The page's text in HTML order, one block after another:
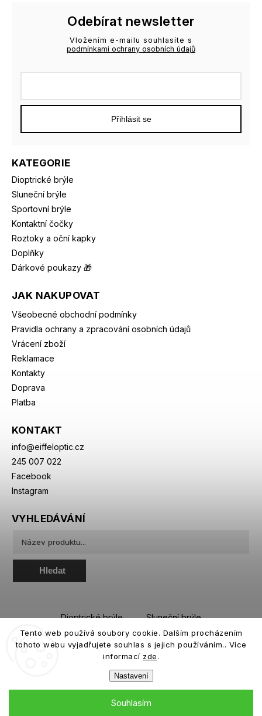
Tento web používá soubory cookie. Dalším procházením
tohoto webu vyjadřujete souhlas s jejich používáním.. Více
informací zde.
Nastavení
Souhlasím
KATEGORIE
Dioptrické brýle
Sluneční brýle
Sportovní brýle
Kontaktní čočky
Roztoky a oční kapky
Doplňky
Dárkové poukazy 🎁
JAK NAKUPOVAT
Všeobecné obchodní podmínky
Pravidla ochrany a zpracování osobních údajů
Vrácení zboží
Reklamace
Kontakty
Doprava
Platba
KONTAKT
info@eiffeloptic.cz
245 007 022
Facebook
Instagram
Odebírat newsletter
Vložením e-mailu souhlasíte s
podmínkami ochrany osobních údajů
Přihlásit se
VYHLEDÁVÁNÍ
Hledat
Dioptrické brýle
Sluneční brýle
Sportovní brýle
Kontaktní čočky
Roztoky a oční kapky